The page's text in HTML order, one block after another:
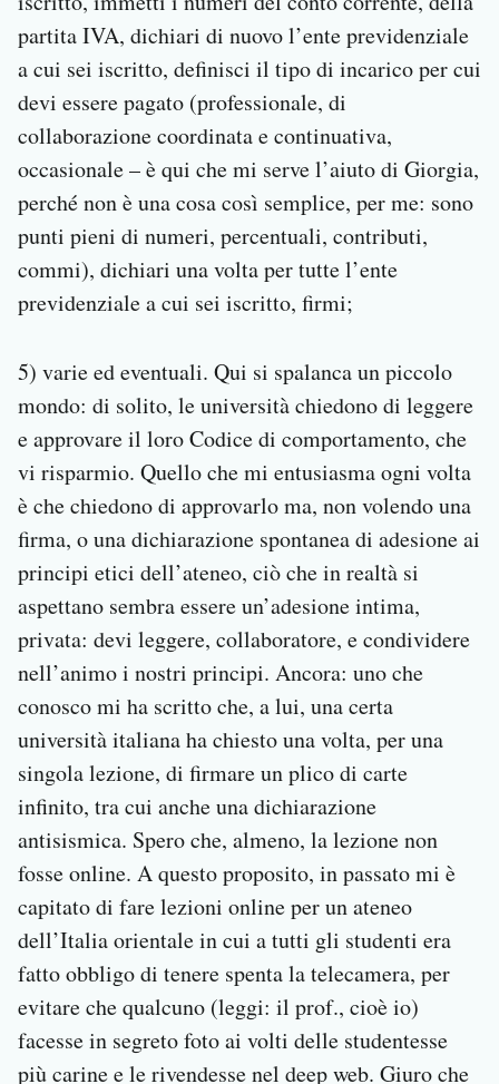
partita IVA, dichiari di nuovo l’ente previdenziale
a cui sei iscritto, definisci il tipo di incarico per cui
devi essere pagato (professionale, di
collaborazione coordinata e continuativa,
occasionale – è qui che mi serve l’aiuto di Giorgia,
perché non è una cosa così semplice, per me: sono
punti pieni di numeri, percentuali, contributi,
commi), dichiari una volta per tutte l’ente
previdenziale a cui sei iscritto, firmi;
5) varie ed eventuali. Qui si spalanca un piccolo
mondo: di solito, le università chiedono di leggere
e approvare il loro Codice di comportamento, che
vi risparmio. Quello che mi entusiasma ogni volta
è che chiedono di approvarlo ma, non volendo una
firma, o una dichiarazione spontanea di adesione ai
principi etici dell’ateneo, ciò che in realtà si
aspettano sembra essere un’adesione intima,
privata: devi leggere, collaboratore, e condividere
nell’animo i nostri principi. Ancora: uno che
conosco mi ha scritto che, a lui, una certa
università italiana ha chiesto una volta, per una
singola lezione, di firmare un plico di carte
infinito, tra cui anche una dichiarazione
antisismica. Spero che, almeno, la lezione non
fosse online. A questo proposito, in passato mi è
capitato di fare lezioni online per un ateneo
dell’Italia orientale in cui a tutti gli studenti era
fatto obbligo di tenere spenta la telecamera, per
evitare che qualcuno (leggi: il prof., cioè io)
facesse in segreto foto ai volti delle studentesse
più carine e le rivendesse nel deep web. Giuro che